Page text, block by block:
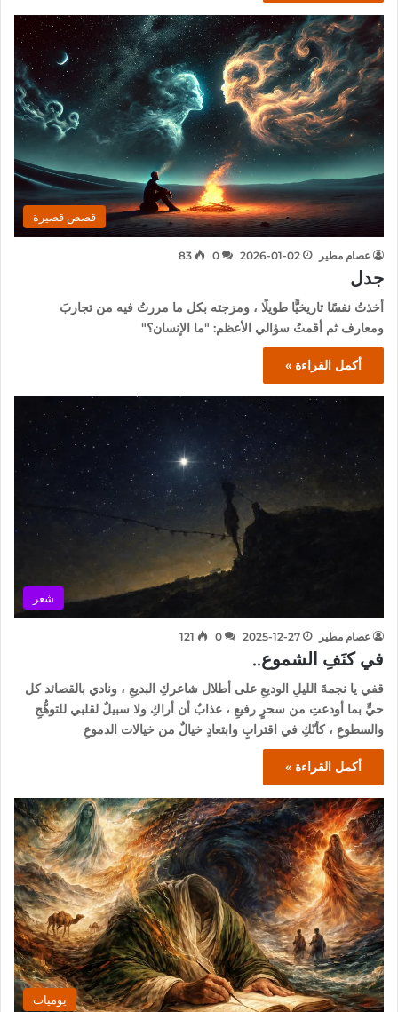
قصص قصيرة
عصام مطير 2026-01-02
0
83
جدل
أخذتُ نفسًا تاريخيًّا طويلًا ، ومزجته بكل ما مررتُ فيه من تجاربَ
ومعارف ثم أقمتُ سؤالي الأعظم: "ما الإنسان؟"
أكمل القراءة »
شعر
عصام مطير 2025-12-27
0
121
في كنَفِ الشموع..
قفي يا نجمةَ الليلِ الوديعِ على أطلال شاعركِ البديعِ ، ونادي بالقصائد كل
حيٍّ بما أودعتِ من سحرٍ رفيعِ ، عذابٌ أن أراكِ ولا سبيلٌ لقلبي للتوهُّجِ
والسطوعِ ، كأنّكِ في اقترابٍ وابتعادٍ خيالٌ من خيالات الدموعِ
أكمل القراءة »
يوميات